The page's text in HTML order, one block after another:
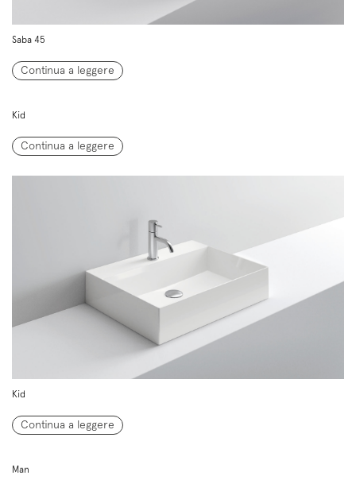
Saba 45
Continua a leggere
Kid
Continua a leggere
Kid
Continua a leggere
Man